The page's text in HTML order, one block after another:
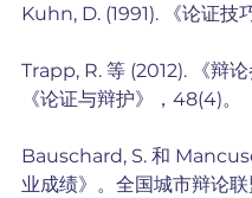
Kuhn, D. (1991). 《论证技
Trapp, R. 等 (2012). 《辩
《论证与辩护》，48(4)。
Bauschard, S. 和
业成绩》。全国城市辩论联